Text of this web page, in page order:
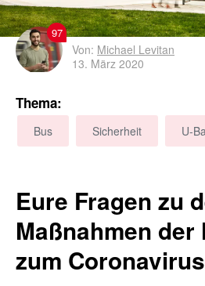
97
Von: Michael Levitan
13. März 2020
Thema:
Bus Sicherheit U-
Eure Fragen zu
Maßnahmen der
zum Coronavirus